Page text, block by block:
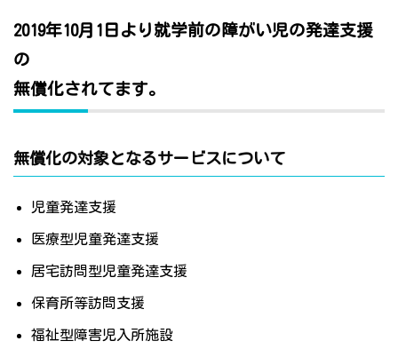
2019年10月1日より就学前の障がい児の発達支援
の
無償化されてます。
無償化の対象となるサービスについて
児童発達支援
医療型児童発達支援
居宅訪問型児童発達支援
保育所等訪問支援
福祉型障害児入所施設